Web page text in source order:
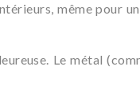
même pour
Le métal